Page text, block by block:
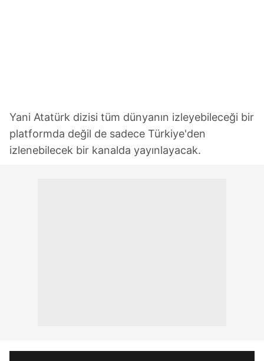
Yani Atatürk dizisi tüm dünyanın izleyebileceği bir
platformda değil de sadece Türkiye'den
izlenebilecek bir kanalda yayınlayacak.